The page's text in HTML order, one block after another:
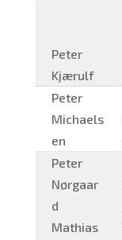
Peter
Kjærulf
Peter
Michaels
en
Peter
Nørgaar
d
Mathias